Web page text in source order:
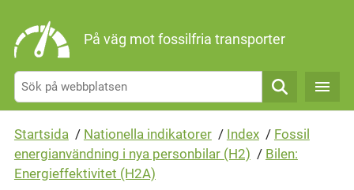
På väg mot fossilfria transporter
Sök
Startsida / Nationella indikatorer / Index / Fossil
energianvändning i nya personbilar (H2) / Bilen:
Energieffektivitet (H2A)